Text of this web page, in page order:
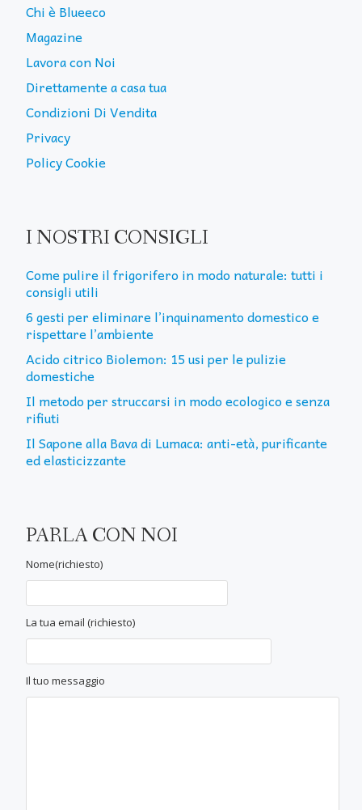
Chi è Blueeco
Magazine
Lavora con Noi
Direttamente a casa tua
Condizioni Di Vendita
Privacy
Policy Cookie
I NOSTRI CONSIGLI
Come pulire il frigorifero in modo naturale: tutti i
consigli utili
6 gesti per eliminare l’inquinamento domestico e
rispettare l’ambiente
Acido citrico Biolemon: 15 usi per le pulizie
domestiche
Il metodo per struccarsi in modo ecologico e senza
rifiuti
Il Sapone alla Bava di Lumaca: anti-età, purificante
ed elasticizzante
PARLA CON NOI
Nome(richiesto)
La tua email (richiesto)
Il tuo messaggio